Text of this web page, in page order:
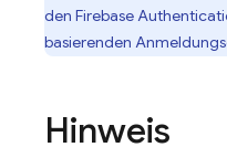
den Firebase
basierenden
Hinweis